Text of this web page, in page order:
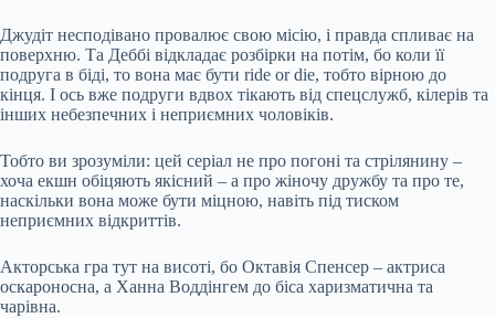
Джудіт несподівано провалює свою місію, і правда спливає на
поверхню. Та Деббі відкладає розбірки на потім, бо коли її
подруга в біді, то вона має бути ride or die, тобто вірною до
кінця. І ось вже подруги вдвох тікають від спецслужб, кілерів та
інших небезпечних і неприємних чоловіків.
Тобто ви зрозуміли: цей серіал не про погоні та стрілянину –
хоча екшн обіцяють якісний – а про жіночу дружбу та про те,
наскільки вона може бути міцною, навіть під тиском
неприємних відкриттів.
Акторська гра тут на висоті, бо Октавія Спенсер – актриса
оскароносна, а Ханна Воддінгем до біса харизматична та
чарівна.